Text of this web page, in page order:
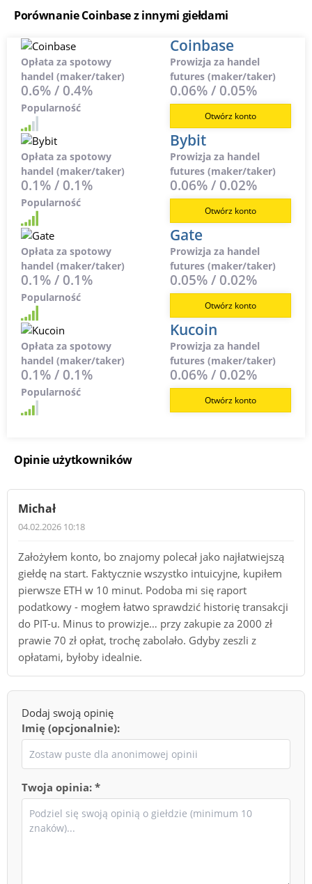
Porównanie Coinbase z innymi giełdami
Coinbase
Opłata za spotowy
handel (maker/taker)
0.6% / 0.4%
Prowizja za handel
futures (maker/taker)
0.06% / 0.05%
Popularność
Otwórz konto
Bybit
Opłata za spotowy
handel (maker/taker)
0.1% / 0.1%
Prowizja za handel
futures (maker/taker)
0.06% / 0.02%
Popularność
Otwórz konto
Gate
Opłata za spotowy
handel (maker/taker)
0.1% / 0.1%
Prowizja za handel
futures (maker/taker)
0.05% / 0.02%
Popularność
Otwórz konto
Kucoin
Opłata za spotowy
handel (maker/taker)
0.1% / 0.1%
Prowizja za handel
futures (maker/taker)
0.06% / 0.02%
Popularność
Otwórz konto
Opinie użytkowników
Michał
04.02.2026 10:18
Założyłem konto, bo znajomy polecał jako najłatwiejszą
giełdę na start. Faktycznie wszystko intuicyjne, kupiłem
pierwsze ETH w 10 minut. Podoba mi się raport
podatkowy - mogłem łatwo sprawdzić historię transakcji
do PIT-u. Minus to prowizje… przy zakupie za 2000 zł
prawie 70 zł opłat, trochę zabolało. Gdyby zeszli z
opłatami, byłoby idealnie.
Dodaj swoją opinię
Imię (opcjonalnie):
Twoja opinia: *